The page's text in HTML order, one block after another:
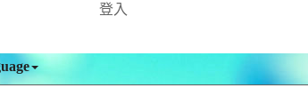
登入